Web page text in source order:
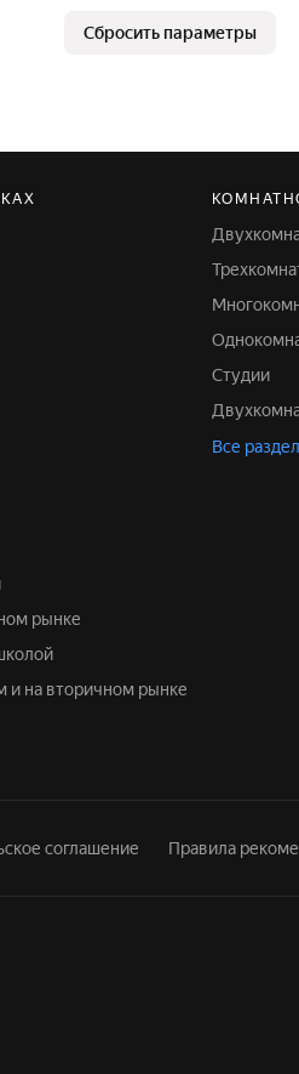
Сбросить параметры
Студии
Все
рынке
и на вторичном рынке
соглашение Правила